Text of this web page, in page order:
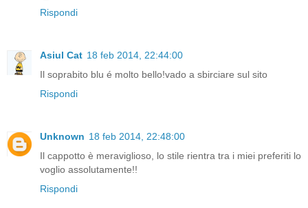
Rispondi
Asiul Cat 18 feb 2014, 22:44:00
Il soprabito blu é molto bello!vado a sbirciare sul sito
Rispondi
Unknown 18 feb 2014, 22:48:00
Il cappotto è meraviglioso, lo stile rientra tra i miei preferiti lo
voglio assolutamente!!
Rispondi